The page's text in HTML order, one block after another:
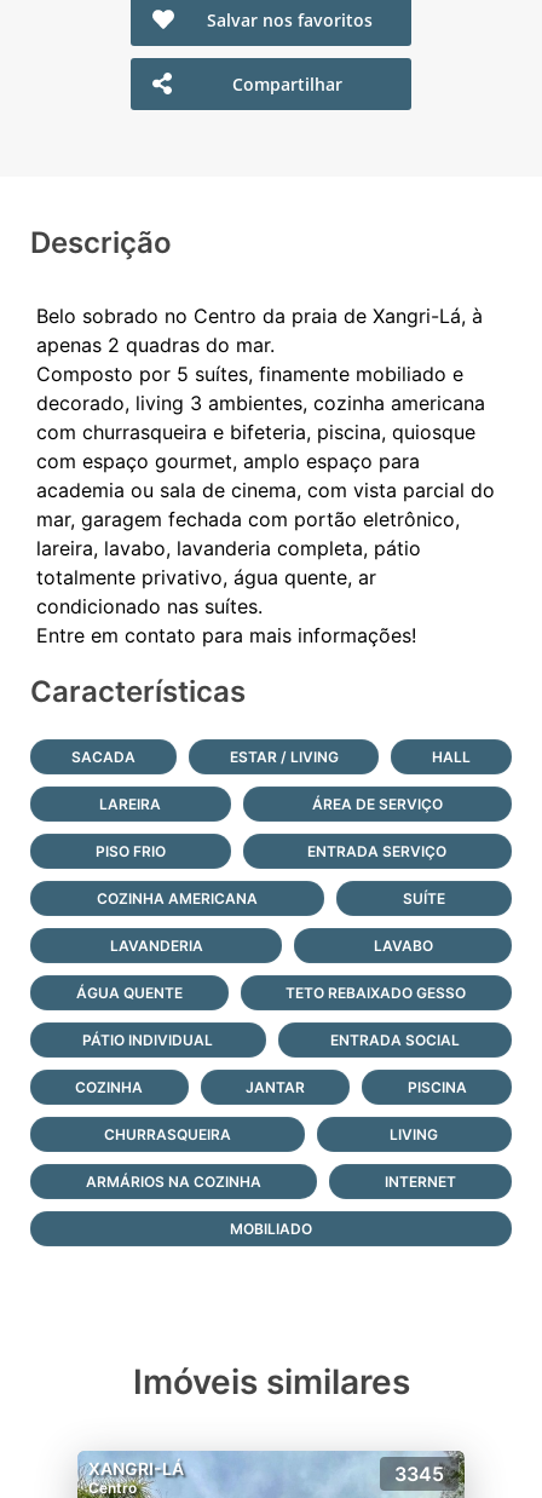
Salvar nos favoritos
Compartilhar
Descrição
Belo sobrado no Centro da praia de Xangri-Lá, à
apenas 2 quadras do mar.
Composto por 5 suítes, finamente mobiliado e
decorado, living 3 ambientes, cozinha americana
com churrasqueira e bifeteria, piscina, quiosque
com espaço gourmet, amplo espaço para
academia ou sala de cinema, com vista parcial do
mar, garagem fechada com portão eletrônico,
lareira, lavabo, lavanderia completa, pátio
totalmente privativo, água quente, ar
condicionado nas suítes.
Características
SACADA ESTAR / LIVING HALL
LAREIRA ÁREA DE SERVIÇO
PISO FRIO ENTRADA SERVIÇO
COZINHA AMERICANA SUÍTE
LAVANDERIA LAVABO
ÁGUA QUENTE TETO REBAIXADO GESSO
PÁTIO INDIVIDUAL ENTRADA SOCIAL
COZINHA JANTAR PISCINA
CHURRASQUEIRA LIVING
ARMÁRIOS NA COZINHA INTERNET
MOBILIADO
Imóveis similares
XANGRI-LÁ
Centro
3345